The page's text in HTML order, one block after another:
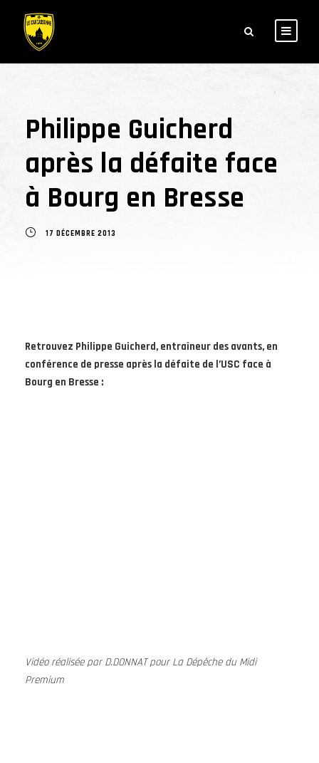
Philippe Guicherd
après la défaite face
à Bourg en Bresse
17 DÉCEMBRE 2013
Retrouvez Philippe Guicherd, entraîneur des avants, en
conférence de presse après la défaite de l’USC face à
Bourg en Bresse :
Vidéo réalisée par D.DONNAT pour La Dépêche du Midi
Premium